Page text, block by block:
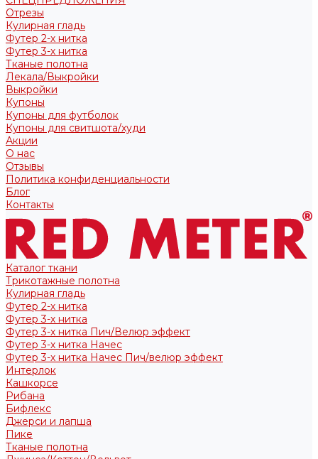
Отрезы
Кулирная гладь
Футер 2-х нитка
Футер 3-х нитка
Тканые полотна
Лекала/Выкройки
Выкройки
Купоны
Купоны для футболок
Купоны для свитшота/худи
Акции
О нас
Отзывы
Политика конфиденциальности
Блог
Контакты
Каталог ткани
Трикотажные полотна
Кулирная гладь
Футер 2-х нитка
Футер 3-х нитка
Футер 3-х нитка Пич/Велюр эффект
Футер 3-х нитка Начес
Футер 3-х нитка Начес Пич/велюр эффект
Интерлок
Кашкорсе
Рибана
Бифлекс
Джерси и лапша
Пике
Тканые полотна